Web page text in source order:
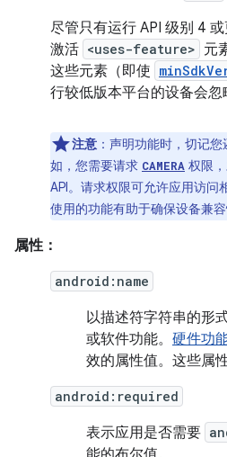
尽管只有运行 API 级别 4
激活 <uses-feature> 元
这些元素（即使
行较低版本平台的设备会忽
注意 ：声明功能时，切记
如，您需要请求 CAMERA 权限
API。请求权限可允许应用访问
使用的功能有助于确保设备兼容
属性：
android:name
以描述符字符串的形
或软件功能。 硬件功
效的属性值。这些属
android:required
表示应用是否需要